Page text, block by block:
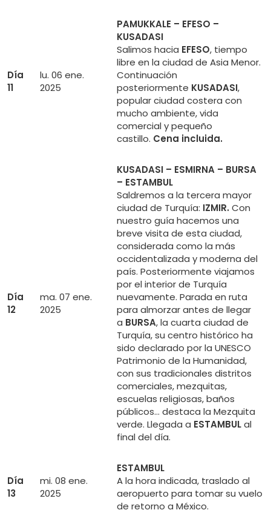
Día
11
lu. 06 ene.
2025
PAMUKKALE – EFESO –
KUSADASI
Salimos hacia EFESO, tiempo
libre en la ciudad de Asia Menor.
Continuación
posteriormente KUSADASI,
popular ciudad costera con
mucho ambiente, vida
comercial y pequeño
castillo. Cena incluida.
Día
12
ma. 07 ene.
2025
KUSADASI – ESMIRNA – BURSA
– ESTAMBUL
Saldremos a la tercera mayor
ciudad de Turquía: IZMIR. Con
nuestro guía hacemos una
breve visita de esta ciudad,
considerada como la más
occidentalizada y moderna del
país. Posteriormente viajamos
por el interior de Turquía
nuevamente. Parada en ruta
para almorzar antes de llegar
a BURSA, la cuarta ciudad de
Turquía, su centro histórico ha
sido declarado por la UNESCO
Patrimonio de la Humanidad,
con sus tradicionales distritos
comerciales, mezquitas,
escuelas religiosas, baños
públicos… destaca la Mezquita
verde. Llegada a ESTAMBULal
final del día.
Día
13
mi. 08 ene.
2025
ESTAMBUL
A la hora indicada, traslado al
aeropuerto para tomar su vuelo
de retorno a México.